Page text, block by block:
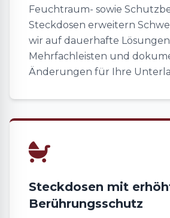
Feuchtraum- sowie
Steckdosen erweitern
wir auf dauerhafte
Mehrfachleisten und
Änderungen für Ihre
Steckdosen mit
Berührungsschutz